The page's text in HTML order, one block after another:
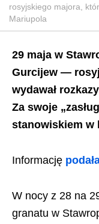
rosyjskiego majora,
Mariupola
29 maja w
Gurcijew —
wydawał
Za swoje
stanowiskiem w
Informację
W nocy z 28 na
granatu w